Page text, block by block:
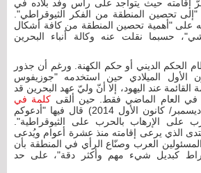
2015) من مقرّ إقامته حيث يتواجد على رأس وفد بلاده في
"إلى تحصين المنطقة من الفكر الثيوقراطي".
على "أهمية تحصين المنطقة من كافة أشكال
حسبما نقلت عنه وكالة أنباء البحرين
الحكم الديني أو حكم الكهنة. ورغم أن جذور
الأول الميلادي حين استخدمه "جوزيفوس
عند اليهود، إلا أنّ وليّ عهد البحرين قد
في العام الماضي فقط. حين ألقى كلمة في
(5 ديسمبر/ كانون الأول 2014) قال فيها "أدعوكم
على الإرهاب بالحرب على الثيوقراطية".
الذي يرعى إقامته منذ عشرة أعوام ويُدعى
والمسئولين العرب وصنّاع الرأي في المنطقة بأن
كبديل شيء مهم وأكثر دقة"، على حد